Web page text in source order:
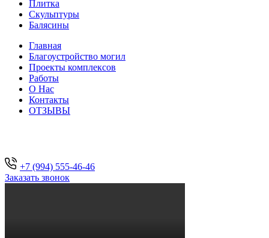
Плитка
Скульптуры
Балясины
Главная
Благоустройство могил
Проекты комплексов
Работы
О Нас
Контакты
ОТЗЫВЫ
+7 (994) 555-46-46
Заказать звонок